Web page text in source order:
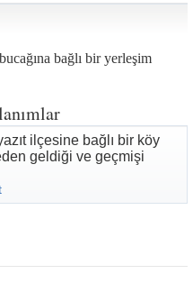
bucağına bağlı bir yerleşim
ilçesine bağlı bir köy
geldiği ve geçmişi